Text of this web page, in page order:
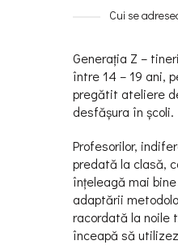
Cui se
Generaţia Z –
între 14 – 19 ani,
pregătit ateliere
desfășura în școli.
Profesorilor,
predată la clasă,
înţeleagă mai
adaptării
racordată la noile
înceapă să